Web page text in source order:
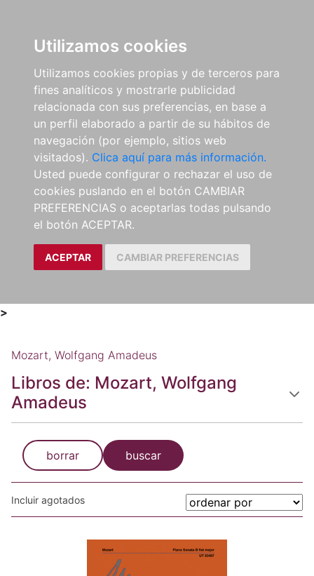
Utilizamos cookies
Utilizamos cookies propias y de terceros para
fines analíticos y mostrarle publicidad
relacionada con sus preferencias, en base a
un perfil elaborado a partir de su hábitos de
navegación (por ejemplo, sitios web
visitados). Clica aquí para más información.
Usted puede configurar o rechazar el uso de
cookies puslando en el botón CAMBIAR
PREFERENCIAS o aceptarlas todas pulsando
el botón ACEPTAR.
ACEPTAR CAMBIAR PREFERENCIAS
>
Mozart, Wolfgang Amadeus
Libros de: Mozart, Wolfgang
Amadeus
borrar buscar
Incluir agotados